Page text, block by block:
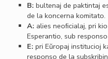
B: bultenaj de paktintaj
de la koncerna komitato.
A: alies neoﬁcialaj, pri
Esperantio, sub
E: pri Eŭropaj institucioj
responso de la